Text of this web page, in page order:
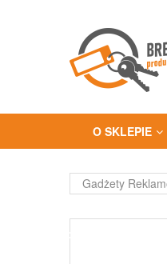
O SKLEPIE
Gadżety
TO JEST MEGA HOT DEAL